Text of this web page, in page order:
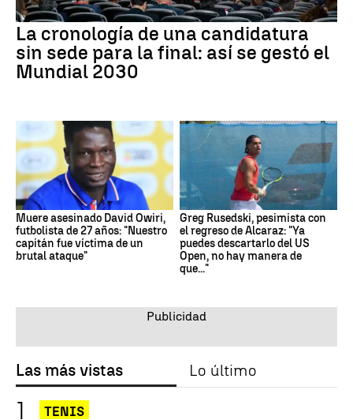
La cronología de una candidatura
sin sede para la final: así se gestó el
Mundial 2030
Muere asesinado David Owiri,
futbolista de 27 años: "Nuestro
capitán fue víctima de un
brutal ataque"
Greg Rusedski, pesimista con
el regreso de Alcaraz: "Ya
puedes descartarlo del US
Open, no hay manera de
que..."
Las más vistas Lo último
TENIS